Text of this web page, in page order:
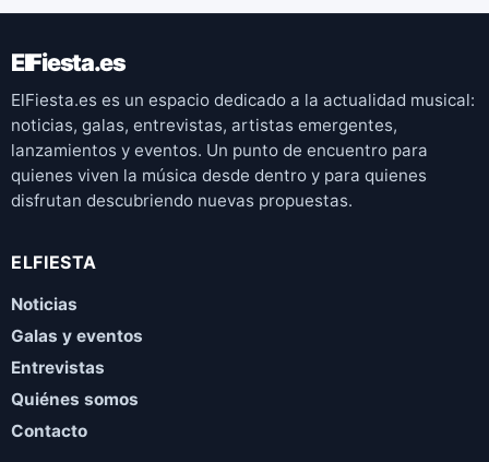
ElFiesta.es
ElFiesta.es es un espacio dedicado a la actualidad musical:
noticias, galas, entrevistas, artistas emergentes,
lanzamientos y eventos. Un punto de encuentro para
quienes viven la música desde dentro y para quienes
disfrutan descubriendo nuevas propuestas.
ELFIESTA
Noticias
Galas y eventos
Entrevistas
Quiénes somos
Contacto